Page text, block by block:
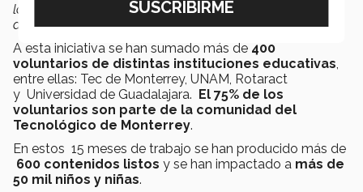
la convocatoria para tener voluntarios, teníamos a cerca
de 100 voluntarios”, comentó Alejandro.
A esta iniciativa se han sumado más de 400
voluntarios de distintas instituciones educativas,
entre ellas: Tec de Monterrey, UNAM, Rotaract
y Universidad de Guadalajara. El 75% de los
voluntarios son parte de la comunidad del
Tecnológico de Monterrey.
En estos 15 meses de trabajo se han producido más de
600 contenidos listos y se han impactado a más de
50 mil niños y niñas.